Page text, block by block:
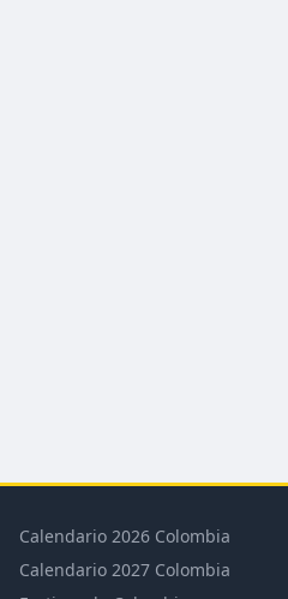
Calendario 2026 Colombia
Calendario 2027 Colombia